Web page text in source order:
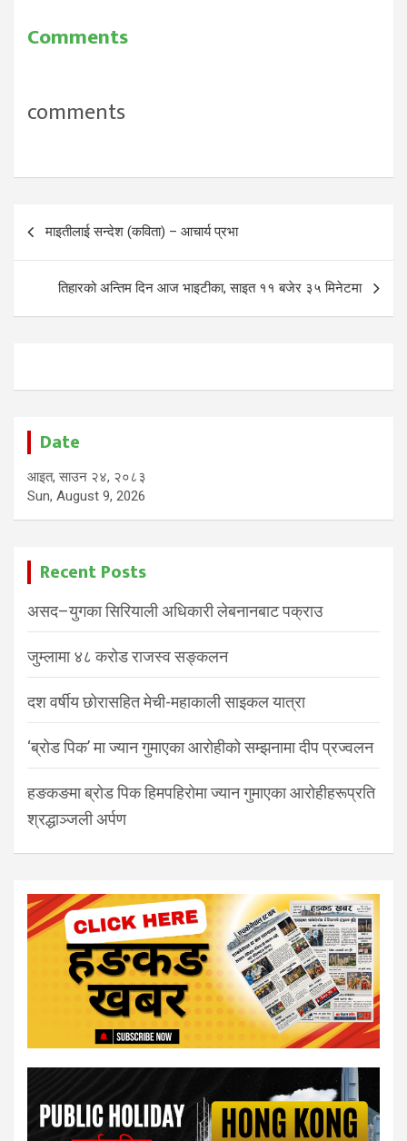
१५ औ आहा ! रारा गोल्ड कप
Comments
comments
Post
navigation
माइतीलाई सन्देश (कविता) – आचार्य प्रभा
तिहारको अन्तिम दिन आज भाइटीका, साइत ११ बजेर ३५ मिनेटमा
Date
आइत, साउन २४, २०८३
Sun, August 9, 2026
Recent Posts
असद–युगका सिरियाली अधिकारी लेबनानबाट पक्राउ
जुम्लामा ४८ करोड राजस्व सङ्कलन
दश वर्षीय छोरासहित मेची-महाकाली साइकल यात्रा
‘ब्रोड पिक’ मा ज्यान गुमाएका आरोहीको सम्झनामा दीप प्रज्वलन
हङकङमा ब्रोड पिक हिमपहिरोमा ज्यान गुमाएका आरोहीहरूप्रति
श्रद्धाञ्जली अर्पण